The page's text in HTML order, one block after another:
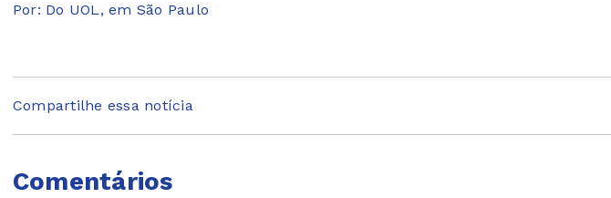
Por: Do UOL, em São Paulo
Compartilhe essa notícia
Comentários